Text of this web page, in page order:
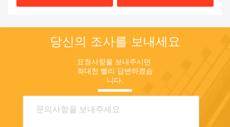
당신의 조사를 보내세요
요청사항을 보내주시면
최대한 빨리 답변하겠습
니다.